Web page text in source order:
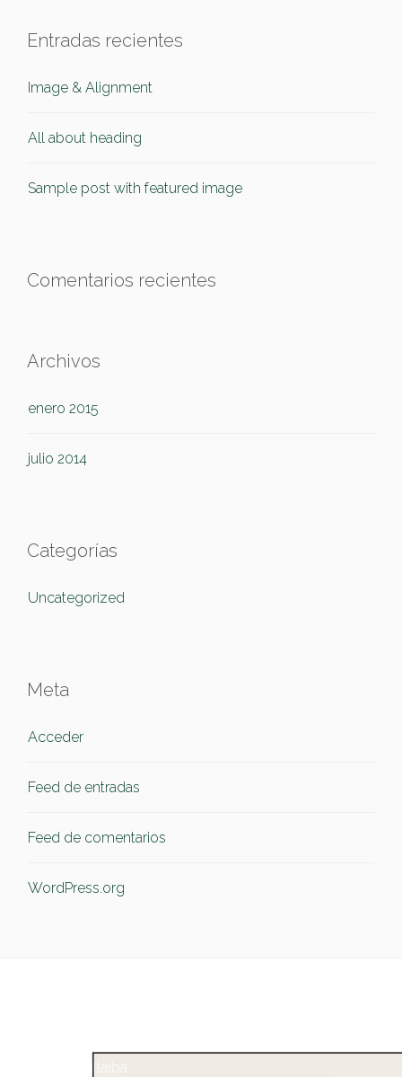
Entradas recientes
Image & Alignment
All about heading
Sample post with featured image
Comentarios recientes
Archivos
enero 2015
julio 2014
Categorías
Uncategorized
Meta
Acceder
Feed de entradas
Feed de comentarios
WordPress.org
Collado Villalba